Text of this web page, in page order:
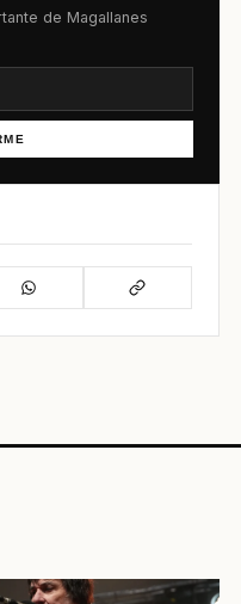
de Magallanes